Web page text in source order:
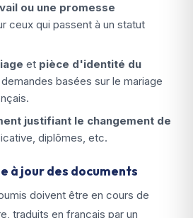
ou une promesse
ceux qui passent à un statut
et pièce d'identité du
basées sur le mariage
justifiant le changement de
diplômes, etc.
à jour des documents
doivent être en cours de
traduits en français par un